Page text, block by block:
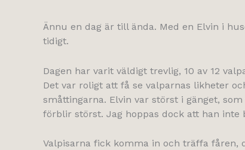
Ännu en dag är till ända. Med en Elvin i
tidigt.
Dagen har varit väldigt trevlig, 10 av 12
Det var roligt att få se valparnas likheter
småttingarna. Elvin var störst i gänget,
förblir störst. Jag hoppas dock att han inte
Valpisarna fick komma in och träffa fåren,